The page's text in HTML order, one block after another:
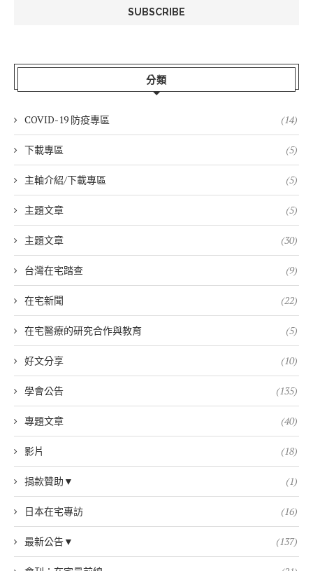
分類
COVID-19 防疫專區 (14)
下載專區 (5)
主軸介紹/下載專區 (5)
主題文章 (5)
主題文章 (30)
台灣在宅踏查 (9)
在宅新聞 (22)
在宅醫療的研究合作與教育 (5)
好文分享 (10)
學會公告 (135)
專題文章 (40)
影片 (18)
捐款贊助▼ (1)
日本在宅專訪 (16)
最新公告▼ (137)